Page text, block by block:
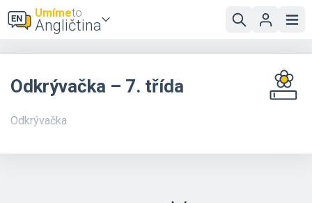
Umímeto
Angličtina
Odkrývačka – 7. třída
Odkrývačka